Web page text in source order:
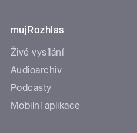
mujRozhlas
Živé vysílání
Audioarchiv
Podcasty
Mobilní aplikace